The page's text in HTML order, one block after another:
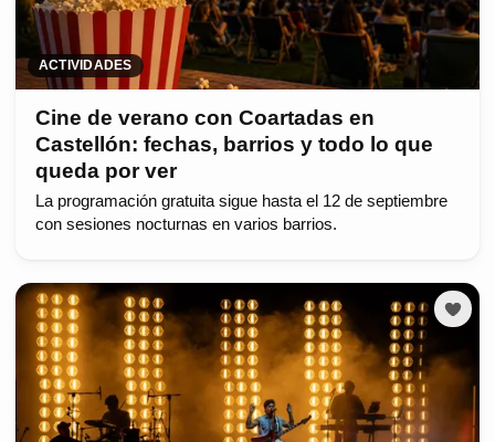
ACTIVIDADES
Cine de verano con Coartadas en
Castellón: fechas, barrios y todo lo que
queda por ver
La programación gratuita sigue hasta el 12 de septiembre
con sesiones nocturnas en varios barrios.